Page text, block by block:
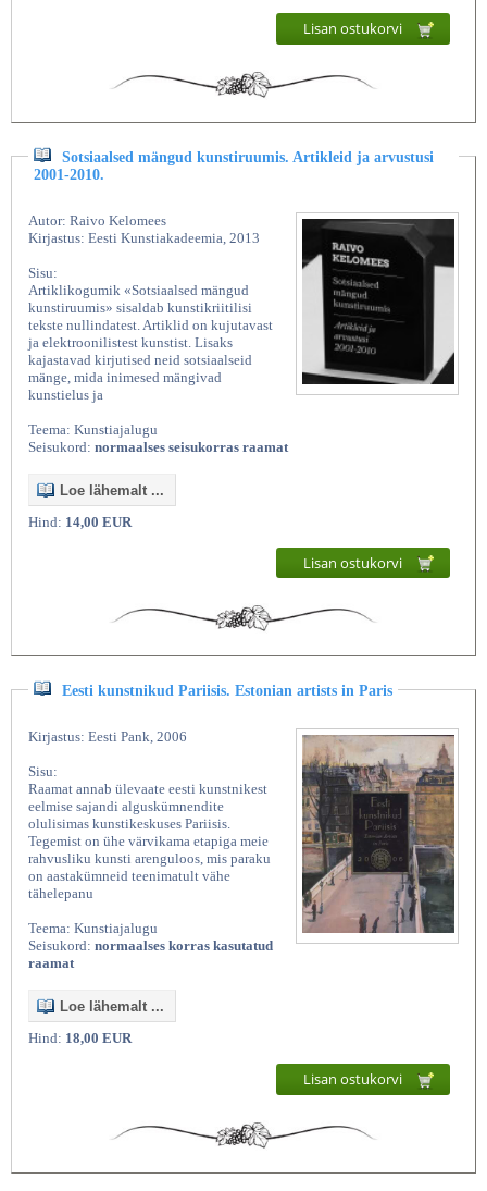
Lisan ostukorvi
Sotsiaalsed mängud kunstiruumis. Artikleid ja arvustusi
2001-2010.
Autor: Raivo Kelomees
Kirjastus: Eesti Kunstiakadeemia, 2013
Sisu:
Artiklikogumik «Sotsiaalsed mängud
kunstiruumis» sisaldab kunstikriitilisi
tekste nullindatest. Artiklid on kujutavast
ja elektroonilistest kunstist. Lisaks
kajastavad kirjutised neid sotsiaalseid
mänge, mida inimesed mängivad
kunstielus ja
Teema: Kunstiajalugu
Seisukord: normaalses seisukorras raamat
Loe lähemalt ...
Hind: 14,00 EUR
Lisan ostukorvi
Eesti kunstnikud Pariisis. Estonian artists in Paris
Kirjastus: Eesti Pank, 2006
Sisu:
Raamat annab ülevaate eesti kunstnikest
eelmise sajandi alguskümnendite
olulisimas kunstikeskuses Pariisis.
Tegemist on ühe värvikama etapiga meie
rahvusliku kunsti arenguloos, mis paraku
on aastakümneid teenimatult vähe
tähelepanu
Teema: Kunstiajalugu
Seisukord: normaalses korras kasutatud
raamat
Loe lähemalt ...
Hind: 18,00 EUR
Lisan ostukorvi